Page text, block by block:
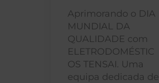
Aprimorando o DIA
MUNDIAL DA
QUALIDADE com
ELETRODOMÉSTIC
OS TENSAI. Uma
equipa dedicada de